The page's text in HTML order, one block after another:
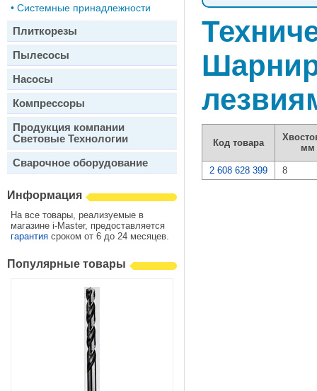
• Системные принадлежности
Плиткорезы
Пылесосы
Насосы
Компрессоры
Продукция компании
Световые Технологии
Сварочное оборудование
Информация
На все товары, реализуемые в
магазине i-Master, предоставляется
гарантия сроком от 6 до 24 месяцев.
Популярные товары
Код товара
мм
2 608 628 399 8